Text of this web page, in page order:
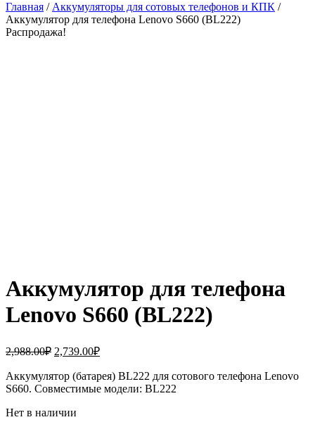
Главная / Аккумуляторы для сотовых телефонов и КПК /
Аккумулятор для телефона Lenovo S660 (BL222)
Распродажа!
Аккумулятор для телефона
Lenovo S660 (BL222)
2,988.00₽ Первоначальная
составляла
2,988.00₽.
2,739.00₽Текущая
2,739.00₽.
Аккумулятор (батарея) BL222 для сотового телефона Lenovo
S660. Совместимые модели: BL222
Нет в наличии